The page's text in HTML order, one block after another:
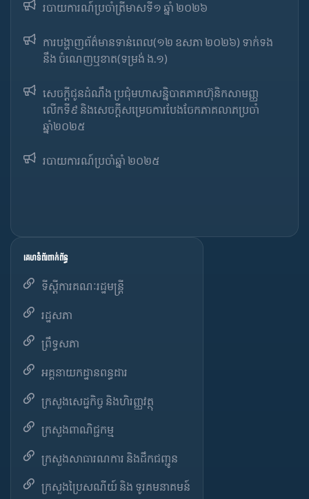
របាយការណ៍​​ប្រចាំ​ត្រីមាសទី១ ឆ្នាំ ២០២៦
ការបង្ហាញព័ត៌មានទាន់ពេល(១២ ឧសភា ២០២៦) ទាក់ទង
នឹង ចំណេញឬខាត(ទម្រង់ ង.១)
សេចក្តីជូនដំណឹង ប្រជុំមហាសន្និបាតភាគហ៊ុនិកសាមញ្ញ
លើកទី៩ និងសេចក្តីសម្រេចការបែងចែកភាគលាភប្រចាំ
ឆ្នាំ២០២៥​
របាយការណ៍​​ប្រចាំ​ឆ្នាំ ២០២៥
គេហទំព័រពាក់ព័ន្ធ
ទីស្តីការគណៈរដ្ឋមន្ត្រី
រដ្ឋសភា
ព្រឹទ្ធសភា
អគ្គនាយកដ្ឋានពន្ធដារ
ក្រសួងសេដ្ឋកិច្ច និងហិរញ្ញវត្ថុ
ក្រសួងពាណិជ្ជកម្ម
ក្រសួងសាធារណការ និងដឹកជញ្ជូន
ក្រសួងប្រៃសណីយ៍ និង ទូរគមនាគមន៍